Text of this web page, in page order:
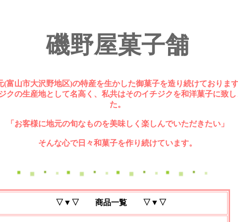
磯野屋菓子舗
(富山市大沢野地区)の特産を生かした御菓子を造り続けております
クの生産地として名高く、私共はそのイチジクを和洋菓子に致し
た。
「お客様に地元の旬なものを美味しく楽しんでいただきたい」
そんな心で日々和菓子を作り続けています。
▽▼▽ 商品一覧 ▽▼▽